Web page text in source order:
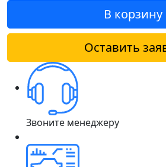
В корзину
Оставить
Звоните менеджеру